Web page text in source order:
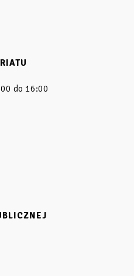
do 16:00